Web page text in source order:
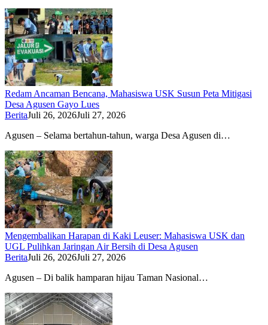
Redam Ancaman Bencana, Mahasiswa USK Susun Peta Mitigasi
Desa Agusen Gayo Lues
BeritaJuli 26, 2026Juli 27, 2026
Agusen – Selama bertahun-tahun, warga Desa Agusen di…
Mengembalikan Harapan di Kaki Leuser: Mahasiswa USK dan
UGL Pulihkan Jaringan Air Bersih di Desa Agusen
BeritaJuli 26, 2026Juli 27, 2026
Agusen – Di balik hamparan hijau Taman Nasional…